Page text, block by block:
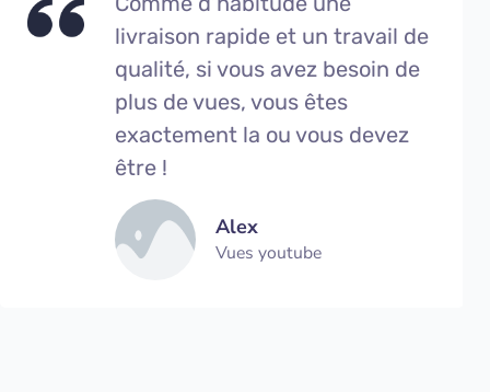
livraison rapide et un travail de
qualité, si vous avez besoin de
plus de vues, vous êtes
exactement la ou vous devez
être !
Alex
Vues youtube